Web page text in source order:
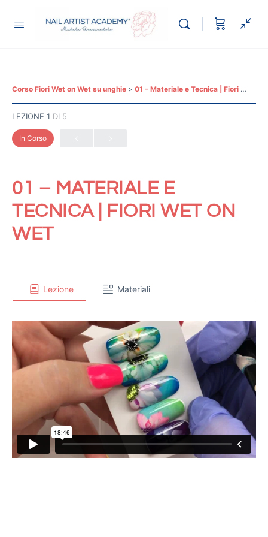
Corso Fiori Wet on Wet su unghie 01 – Materiale e Tecnica | Fiori Wet on Wet
LEZIONE 1 DI 5
In Corso
01 – MATERIALE E
TECNICA | FIORI WET ON
WET
Lezione Materiali